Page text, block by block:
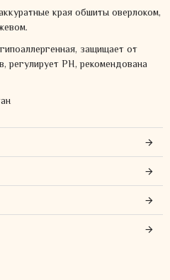
края обшиты оверлоком,
защищает от
регулирует PH, рекомендована